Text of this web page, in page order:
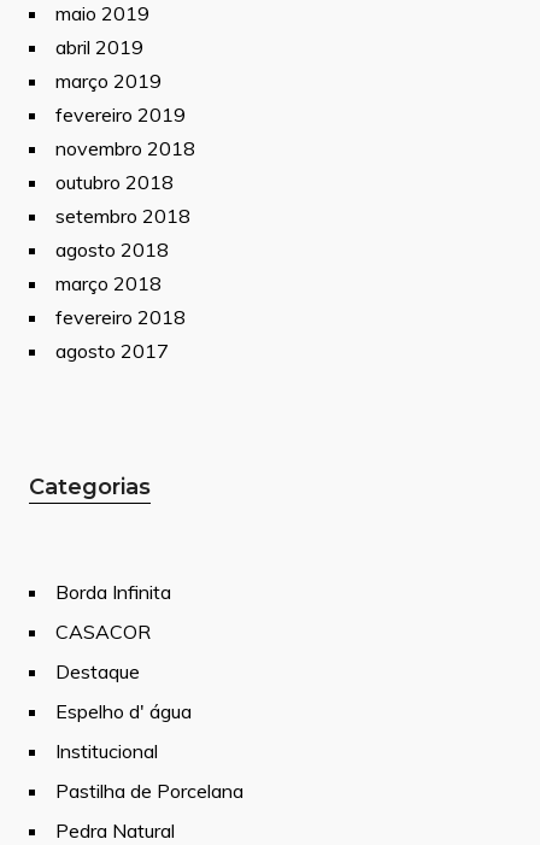
maio 2019
abril 2019
março 2019
fevereiro 2019
novembro 2018
outubro 2018
setembro 2018
agosto 2018
março 2018
fevereiro 2018
agosto 2017
Categorias
Borda Infinita
CASACOR
Destaque
Espelho d' água
Institucional
Pastilha de Porcelana
Pedra Natural